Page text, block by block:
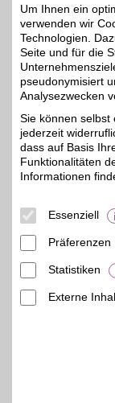
Um Ihnen ein
verwenden wir
Technologien.
Seite und für die
pseudonymisiert
Analysezwecken
Sie können selbst
jederzeit
dass auf Basis
Funktionalitäten
Informationen
Essenziell
Präferenzen
Statistiken
Externe